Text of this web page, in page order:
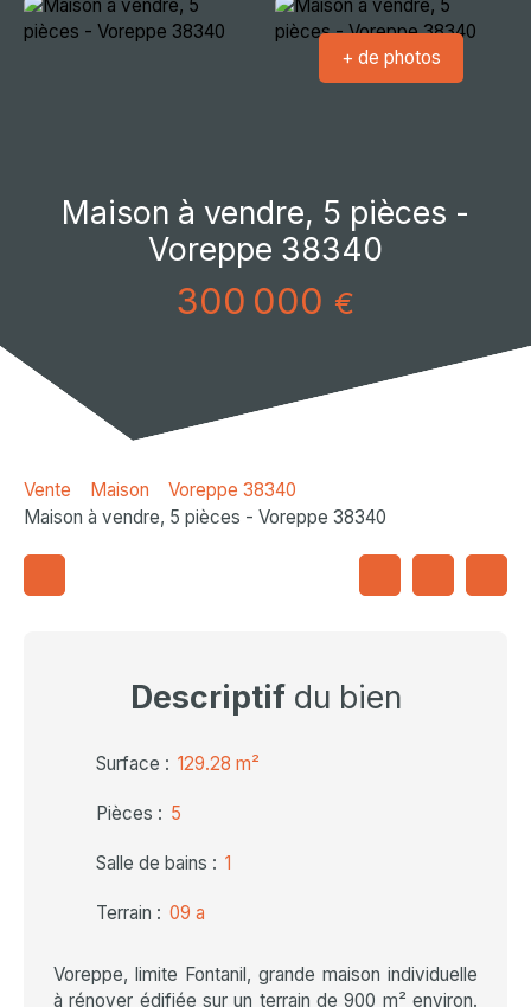
+ de photos
Maison à vendre, 5 pièces -
Voreppe 38340
300 000 €
Vente Maison
Voreppe 38340
Maison à vendre, 5 pièces - Voreppe 38340
Descriptifdu bien
Surface : 129.28 m²
Pièces : 5
Salle de bains : 1
Terrain : 09 a
Voreppe, limite Fontanil, grande maison individuelle
à rénover édifiée sur un terrain de 900 m² environ.